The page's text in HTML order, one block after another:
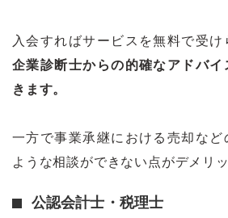
入会すればサービスを無料で受け
企業診断士からの的確なアドバ
きます。
一方で事業承継における売却など
ような相談ができない点がデメリッ
公認会計士・税理士